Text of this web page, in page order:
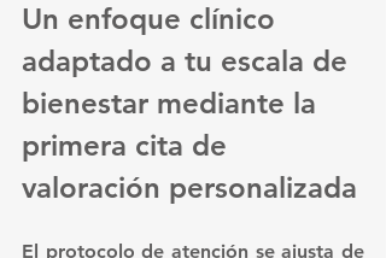
Un enfoque clínico
adaptado a tu escala de
bienestar mediante la
primera cita de
valoración personalizada
El protocolo de atención se ajusta de